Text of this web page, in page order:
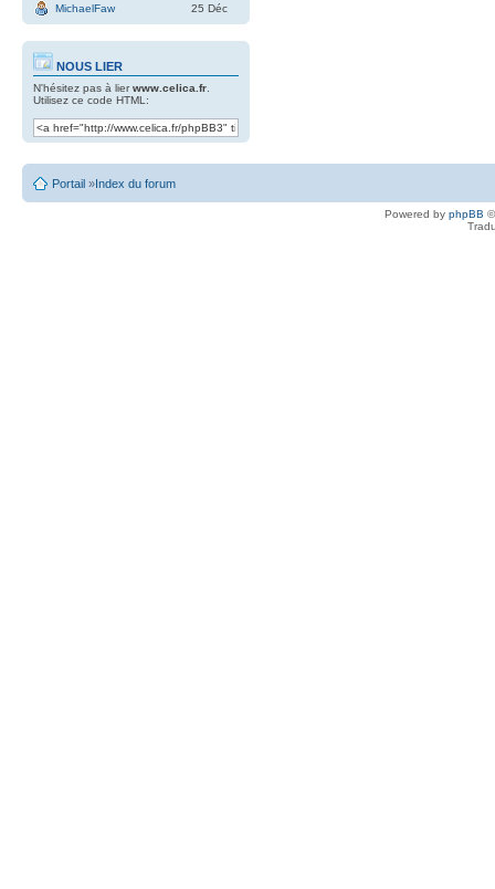
MichaelFaw
25 Déc
NOUS LIER
N'hésitez pas à lierwww.celica.fr
Utilisez ce code HTML:
Portail »Index du forum
Powered by phpBB